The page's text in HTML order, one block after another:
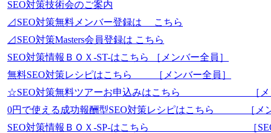
SEO対策技術会のご案内
⊿SEO対策無料メンバー登録は こちら
⊿SEO対策Masters会員登録は こちら
SEO対策情報ＢＯＸ-ST-はこちら ［メンバー全員］
無料SEO対策レシピはこちら ［メンバー全員］
☆SEO対策無料ツアーお申込みはこちら ［メン
0円で使える成功報酬型SEO対策レシピはこちら ［メン
SEO対策情報ＢＯＸ-SP-はこちら ［SEO-